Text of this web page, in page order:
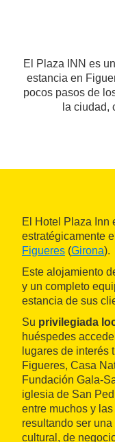
El Plaza INN es
estancia en
pocos pasos de
la ciudad,
El Hotel Plaza Inn
estratégicamente
Figueres (Girona).
Este alojamiento
y un completo
estancia de sus
Su privilegiada
huéspedes
lugares de interés
Figueres, Casa
Fundación Gala-
iglesia de San
entre muchos y
resultando ser
cultural, de